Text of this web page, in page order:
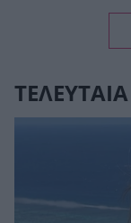
ΤΕΛΕΥΤΑΙΑ